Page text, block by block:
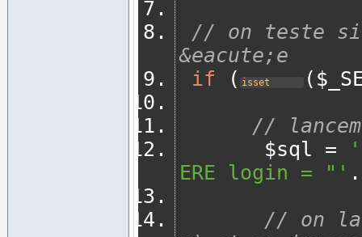
// on teste si
&eacute;e
if
( isset (
//
       $sql
=
ERE login = "' .
// on